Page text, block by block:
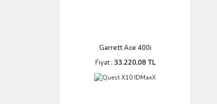
Garrett Ace 400i
Fiyat : 33.220,08 TL